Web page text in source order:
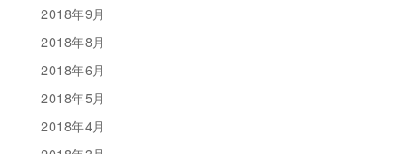
2018年9月
2018年8月
2018年6月
2018年5月
2018年4月